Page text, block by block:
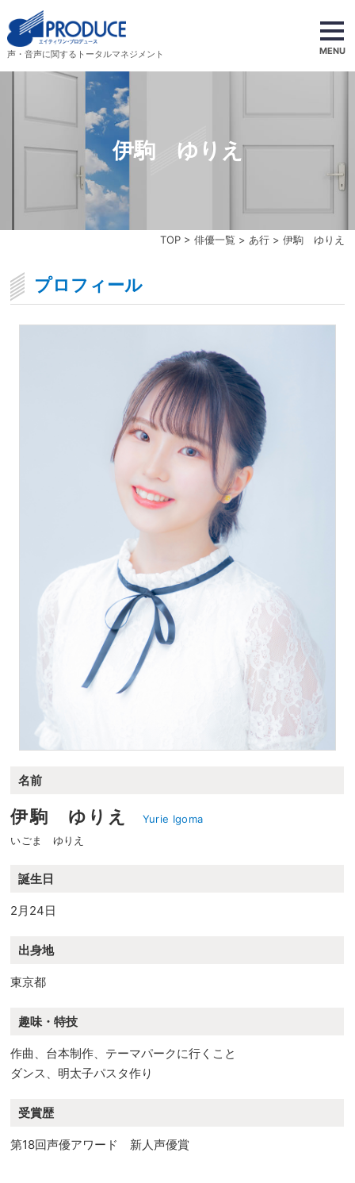
声・音声に関するトータルマネジメント MENU
TOP> 俳優一覧 > あ行> 伊駒 ゆりえ
伊駒 ゆりえ
プロフィール
名前
伊駒 ゆりえ
Yurie Igoma
いごま ゆりえ
誕生日
2月24日
出身地
東京都
趣味・特技
作曲、台本制作、テーマパークに行くこと
ダンス、明太子パスタ作り
受賞歴
第18回声優アワード 新人声優賞